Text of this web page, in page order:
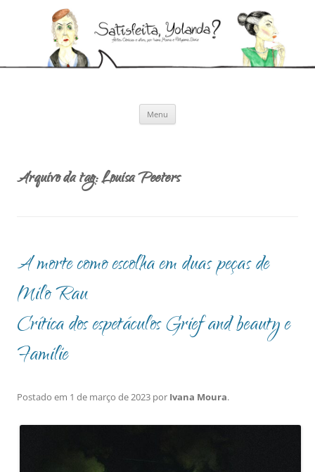
Menu
Arquivo da tag:Louisa Peeters
A morte como escolha em duas peças de
Milo Rau
Crítica dos espetáculos Grief and beauty e
Familie
Postado em 1 de março de 2023 por Ivana Moura.